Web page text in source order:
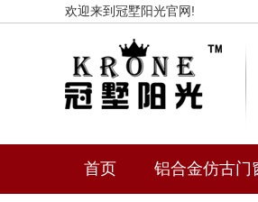
欢迎来到冠墅阳光官网!
首页 铝合金仿古门